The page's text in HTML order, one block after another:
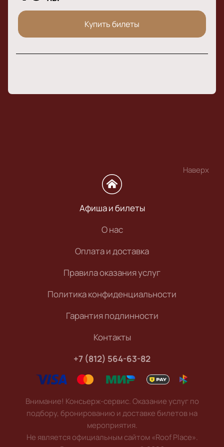
Купить билеты
Наверх
Афиша и билеты
О нас
Оплата и доставка
Правила оказания услуг
Политика конфиденциальности
Гарантия подлинности
Контакты
+7 (812) 564-63-82
Внимание! Консьерж-сервис. Оказание услуг по
подбору, бронированию и доставке билетов на
мероприятия.
Не является официальным сайтом «Roof Place».